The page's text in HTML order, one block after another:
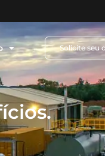
Solicite seu